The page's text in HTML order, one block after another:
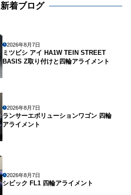
新着ブログ
2026年8月7日
ミツビシ アイ HA1W TEIN STREET
BASIS Z取り付けと四輪アライメント
2026年8月7日
ランサーエボリューションワゴン 四輪
アライメント
2026年8月7日
シビック FL1 四輪アライメント